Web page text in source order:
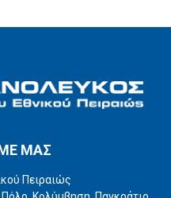
ΜΑΣ
Πειραιώς